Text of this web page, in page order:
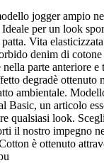
jogger ampio
per un look
Vita
denim di cotone
parte anteriore e
degradè ottenuto
ambientale.
Basic, un articolo
qualsiasi look.
il nostro impegno
è ottenuto